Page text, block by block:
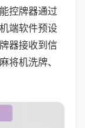
控牌器通过
端软件预设
器接收到信
将机洗牌、